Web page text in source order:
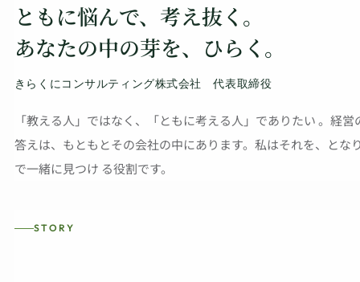
ともに悩んで、考え抜く。
あなたの中の芽を、ひらく。
きらくにコンサルティング株式会社 代表取締役
「教える人」ではなく、「ともに考える人」でありたい 。経営
答えは、もともとその会社の中にあります。私はそれを、とな
で一緒に見つけ る役割です。
STORY